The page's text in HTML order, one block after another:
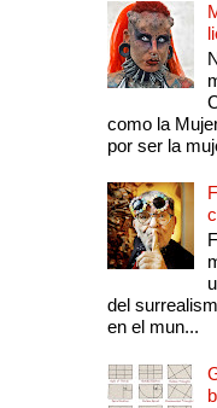
como la
por ser la
del
en el mun...